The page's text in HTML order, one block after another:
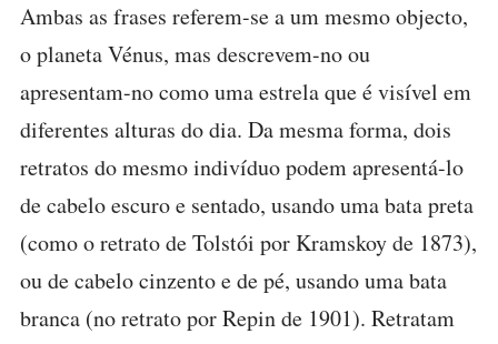
Ambas as frases referem-se a um mesmo objecto,
o planeta Vénus, mas descrevem-no ou
apresentam-no como uma estrela que é visível em
diferentes alturas do dia. Da mesma forma, dois
retratos do mesmo indivíduo podem apresentá-lo
de cabelo escuro e sentado, usando uma bata preta
(como o retrato de Tolstói por Kramskoy de 1873),
ou de cabelo cinzento e de pé, usando uma bata
branca (no retrato por Repin de 1901). Retratam